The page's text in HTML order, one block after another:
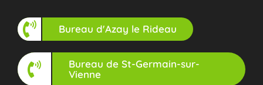
Bureau d'Azay le Rideau
Bureau de St-Germain-sur-
Vienne